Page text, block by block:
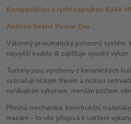
Kompatibilní s rychlospojkou KaVo
Anthos Silent Power Evo
Výkonný pneumatický pohonný
nejvyšší kvality & zajišťuje vysoký výkon
Turbíny jsou vyrobeny z keramických
vyznačují nízkým třením a nízkou
vynikajícím výkonem, menším počtem
Přesná mechanika, konstrukční
mazání – to vše přispívá k udržení